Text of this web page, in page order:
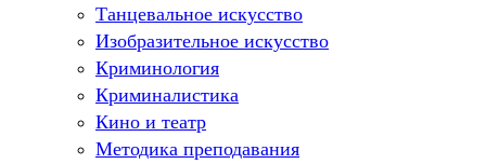
Танцевальное искусство
Изобразительное искусство
Криминология
Криминалистика
Кино и театр
Методика преподавания